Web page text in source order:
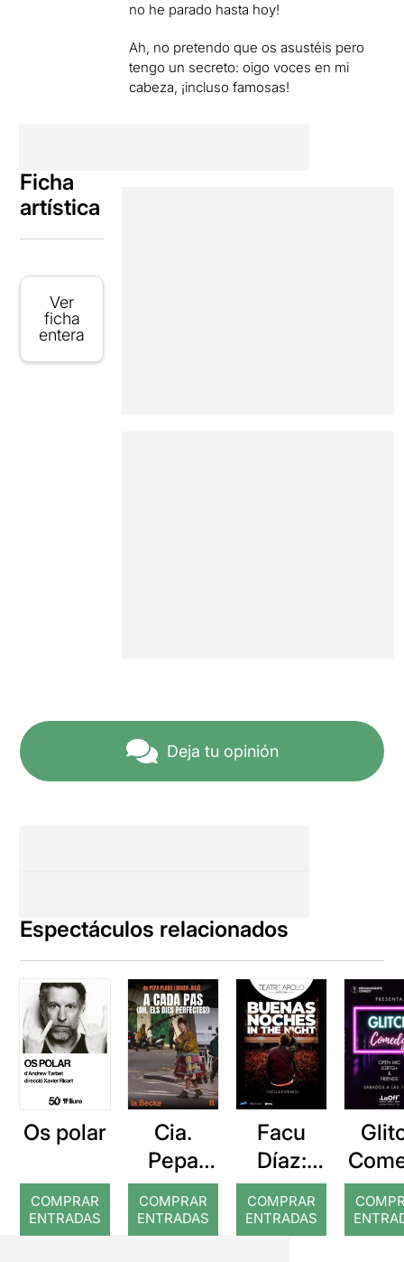
no he parado hasta hoy!
Ah, no pretendo que os asustéis pero
tengo un secreto: oigo voces en mi
cabeza, ¡incluso famosas!
Ficha
artística
Ver
ficha
entera
Deja tu opinión
Espectáculos relacionados
Os polar
COMPRAR
ENTRADAS
Cia.
Pepa
Plana: A
cada pas
COMPRAR
ENTRADAS
Facu
Díaz:
Buenas
noches
in the
COMPRAR
ENTRADAS